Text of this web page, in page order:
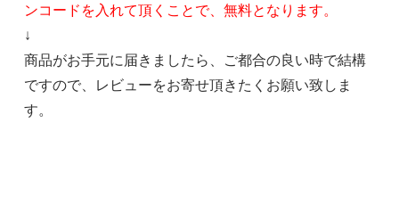
ンコードを入れて頂くことで、無料となります。
↓
商品がお手元に届きましたら、ご都合の良い時で結構
ですので、レビューをお寄せ頂きたくお願い致しま
す。